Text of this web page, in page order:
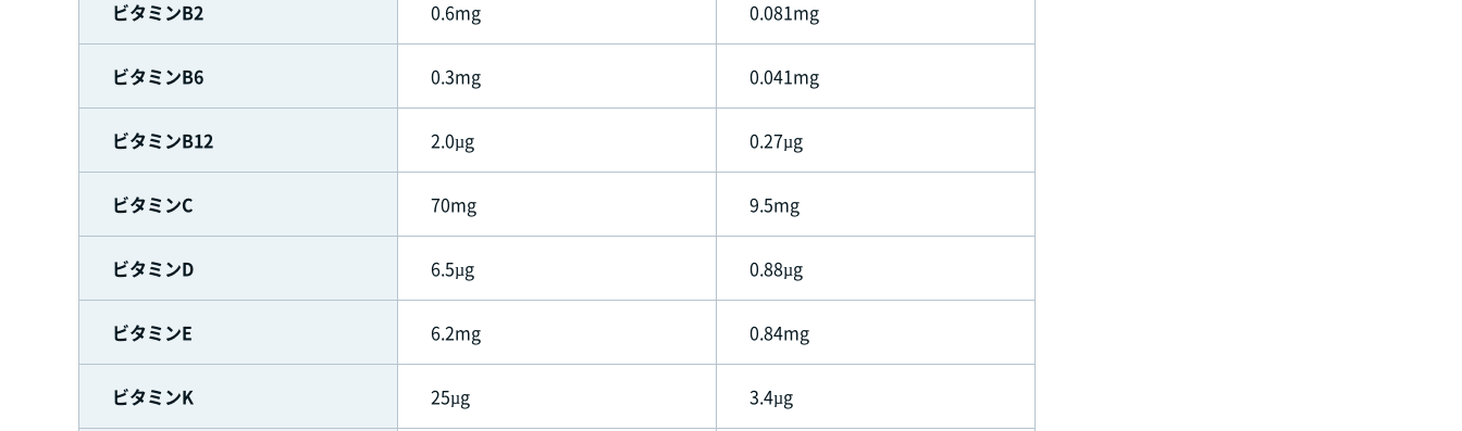
ビタミンB2 0.6mg 0.081mg
ビタミンB6 0.3mg 0.041mg
ビタミンB12 2.0µg 0.27µg
ビタミンC 70mg 9.5mg
ビタミンD 6.5µg 0.88µg
ビタミンE 6.2mg 0.84mg
ビタミンK 25µg 3.4µg